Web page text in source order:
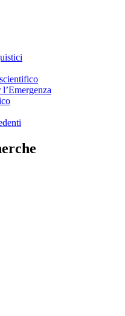
l’Emergenza